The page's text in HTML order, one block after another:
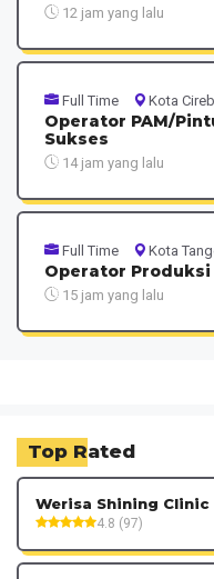
12 jam yang lalu
Full Time Kota
Operator PAM/
Sukses
14 jam yang lalu
Full Time Kota
Operator Produksi
15 jam yang lalu
Top Rated
Werisa Shining Clinic
4.8 (97)